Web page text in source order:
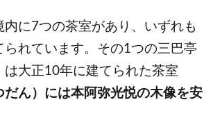
内に7つの茶室があり、いずれも
られています。その1つの三巴亭
は大正10年に建てられた茶室
だん）には本阿弥光悦の木像を安